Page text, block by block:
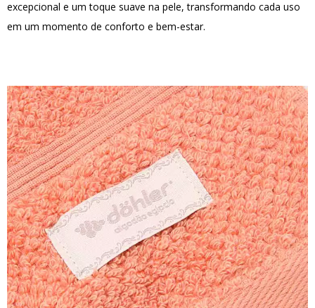
excepcional e um toque suave na pele, transformando cada uso
em um momento de conforto e bem-estar.